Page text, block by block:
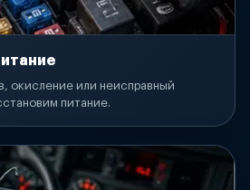
окисление или неисправный
питание.